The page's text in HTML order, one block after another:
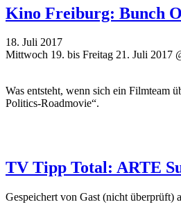
Kino Freiburg: Bunch
18. Juli 2017
Mittwoch 19. bis Freitag 21. Juli 2017
Was entsteht, wenn sich ein Filmteam
Politics-Roadmovie“.
TV Tipp Total: ARTE
Gespeichert von Gast (nicht überprüft)